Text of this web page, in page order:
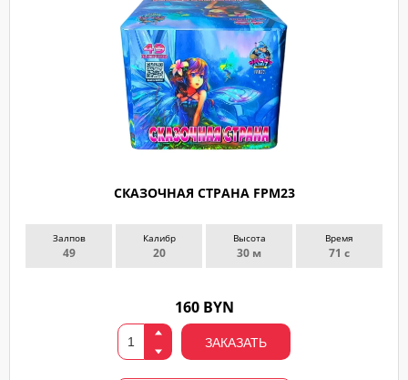
СКАЗОЧНАЯ СТРАНА FPM23
Залпов
49
Калибр
20
Высота
30 м
Время
71 с
160 BYN
ЗАКАЗАТЬ